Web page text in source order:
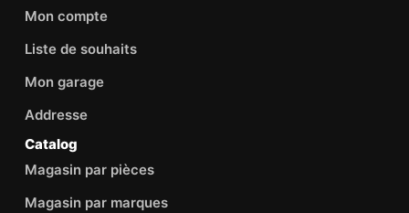
Mon compte
Liste de souhaits
Mon garage
Addresse
Catalog
Magasin par pièces
Magasin par marques